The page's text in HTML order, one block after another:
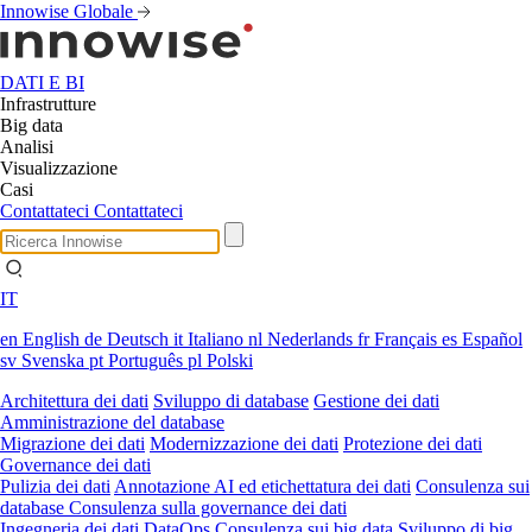
Innowise Globale
DATI E BI
Infrastrutture
Big data
Analisi
Visualizzazione
Casi
Contattateci Contattateci
IT
en English de Deutsch it Italiano nl Nederlands frFrançais es Español
sv Svenska pt Português pl Polski
Architettura dei dati Sviluppo di database Gestione dei dati
Amministrazione del database
Migrazione dei dati Modernizzazione dei dati Protezione dei dati
Governance dei dati
Pulizia dei dati Annotazione AI ed etichettatura dei dati Consulenza sui
database Consulenza sulla governance dei dati